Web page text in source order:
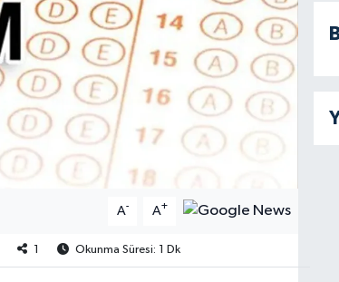
A- A+
Okunma Süresi: 1 Dk